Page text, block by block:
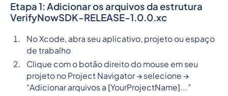
Etapa 1: Adicionar os arquivos da estrutura
VerifyNowSDK-RELEASE-1.0.0.xc
No Xcode, abra seu aplicativo, projeto ou espaço
de trabalho
Clique com o botão direito do mouse em seu
projeto no Project Navigator → selecione →
“Adicionar arquivos a [YourProjectName]...”